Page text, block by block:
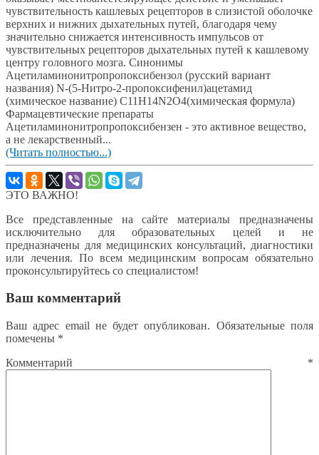
чувствительность кашлевых рецепторов в слизистой оболочке
верхних и нижних дыхательных путей, благодаря чему
значительно снижается интенсивность импульсов от
чувствительных рецепторов дыхательных путей к кашлевому
центру головного мозга. Синонимы
Ацетиламинонитропропоксибензол (русский вариант
названия) N-(5-Нитро-2-пропоксифенил)ацетамид
(химическое название) C11H14N2O4(химическая формула)
Фармацевтические препараты
Ацетиламинонитропропоксибензен - это активное вещество,
а не лекарственный...
(Читать полностью...)
ЭТО ВАЖНО!
Все представленные на сайте материалы предназначены
исключительно для образовательных целей и не
предназначены для медицинских консультаций, диагностики
или лечения. По всем медицинским вопросам обязательно
проконсультируйтесь со специалистом!
Ваш комментарий
Ваш адрес email не будет опубликован. Обязательные поля
помечены *
Комментарий *